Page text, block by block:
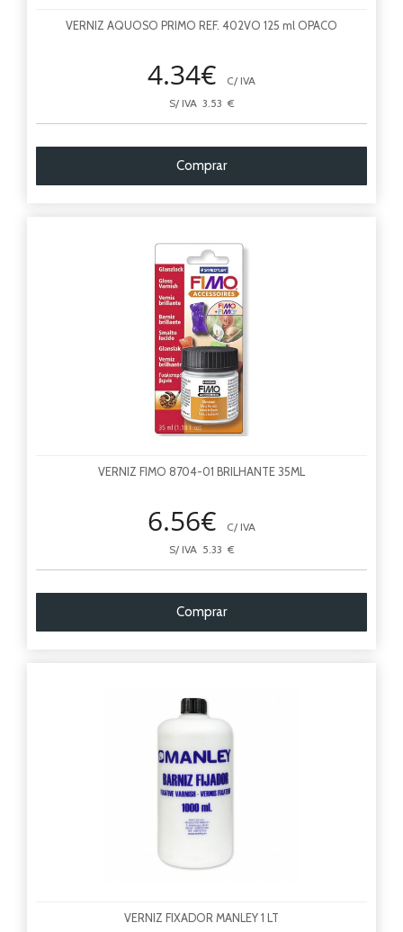
VERNIZ AQUOSO PRIMO REF. 402VO 125 ml OPACO
4.34€
C/ IVA
S/ IVA 3.53 €
Comprar
VERNIZ FIMO 8704-01 BRILHANTE 35ML
6.56€
C/ IVA
S/ IVA 5.33 €
Comprar
VERNIZ FIXADOR MANLEY 1 LT